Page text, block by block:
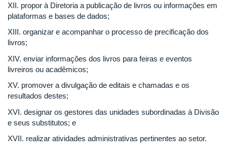
XII. propor à Diretoria a publicação de livros ou informações em
plataformas e bases de dados;
XIII. organizar e acompanhar o processo de precificação dos
livros;
XIV. enviar informações dos livros para feiras e eventos
livreiros ou acadêmicos;
XV. promover a divulgação de editais e chamadas e os
resultados destes;
XVI. designar os gestores das unidades subordinadas à Divisão
e seus substitutos; e
XVII. realizar atividades administrativas pertinentes ao setor.